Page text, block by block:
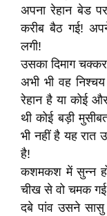
अपना रेहान बेड
करीब बैठ गई!
लगी!
उसका दिमाग
अभी भी वह
रेहान है या कोई
थी कोई बड़ी
भी नहीं है यह रात
है!
कशमकश में सुन्न
चीख से वो चमक
दबे पांव उसने